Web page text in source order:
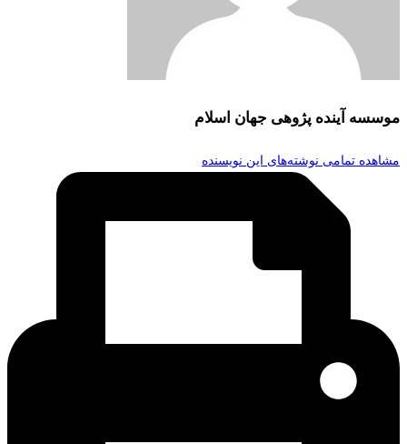
موسسه آینده پژوهی جهان اسلام
مشاهده تمامی نوشته‌های این نویسنده